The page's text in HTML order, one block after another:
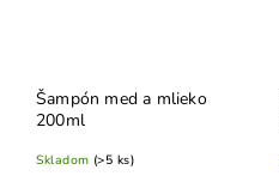
Šampón med a mlieko
200ml
Skladom (>5 ks)